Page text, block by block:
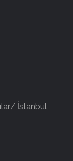
İstanbul